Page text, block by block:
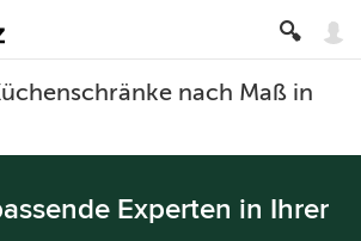
nach Maß in
Experten in Ihrer